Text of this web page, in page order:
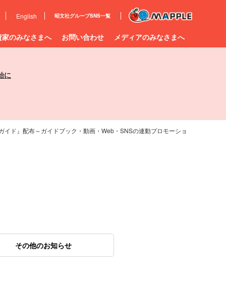
English 昭文社グループSNS一覧
のみなさまへ お問い合わせ メディアのみなさまへ
に
ド』配布～ガイドブック・動画・Web・SNSの連動プロモーショ
その他のお知らせ